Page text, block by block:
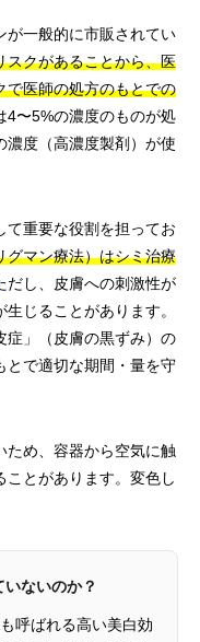
が一般的に市販されてい
スクがあることから、医
で医師の処方のもとでの
4〜5%の濃度のものが処
濃度（高濃度製剤）が使
て重要な役割を担ってお
グマン療法）はシミ治療
だし、皮膚への刺激性が
じることがあります。
症」（皮膚の黒ずみ）の
とで適切な期間・量を守
ため、容器から空気に触
とがあります。変色し
ないのか？
呼ばれる高い美白効